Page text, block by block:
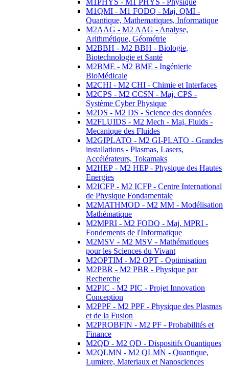
M1PHYS - M1 PHYS - Physique
M1QMI - M1 FODQ - Maj. QMI -
Quantique, Mathematiques, Informatique
M2AAG - M2 AAG - Analyse,
Arithmétique, Géométrie
M2BBH - M2 BBH - Biologie,
Biotechnologie et Santé
M2BME - M2 BME - Ingénierie
BioMédicale
M2CHI - M2 CHI - Chimie et Interfaces
M2CPS - M2 CCSN - Maj. CPS -
Système Cyber Physique
M2DS - M2 DS - Science des données
M2FLUIDS - M2 Mech - Maj. Fluids -
Mecanique des Fluides
M2GIPLATO - M2 GI-PLATO - Grandes
installations - Plasmas, Lasers,
Accélérateurs, Tokamaks
M2HEP - M2 HEP - Physique des Hautes
Energies
M2ICFP - M2 ICFP - Centre International
de Physique Fondamentale
M2MATHMOD - M2 MM - Modélisation
Mathématique
M2MPRI - M2 FODQ - Maj. MPRI -
Fondements de l'Informatique
M2MSV - M2 MSV - Mathématiques
pour les Sciences du Vivant
M2OPTIM - M2 OPT - Optimisation
M2PBR - M2 PBR - Physique par
Recherche
M2PIC - M2 PIC - Projet Innovation
Conception
M2PPF - M2 PPF - Physique des Plasmas
et de la Fusion
M2PROBFIN - M2 PF - Probabilités et
Finance
M2QD - M2 QD - Dispositifs Quantiques
M2QLMN - M2 QLMN - Quantique,
Lumiere, Materiaux et Nanosciences